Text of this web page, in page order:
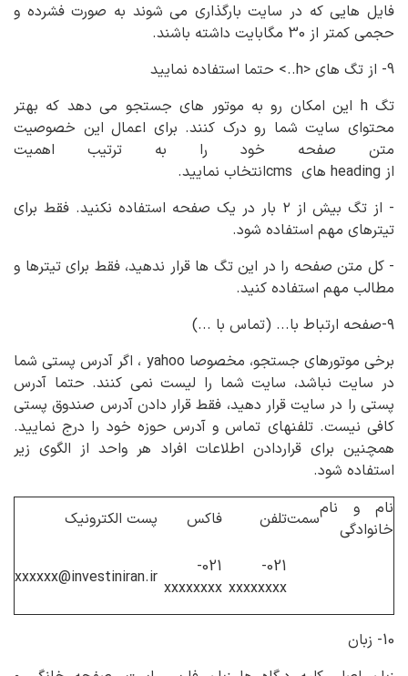
فایل هایی که در سایت بارگذاری می شوند به صورت فشرده و
حجمی کمتر از 30 مگابایت داشته باشند.
9- از تگ های <h..> حتما استفاده نمایید
تگ h این امکان رو به موتور های جستجو می دهد که بهتر
محتوای سایت شما رو درک کنند. برای اعمال این خصوصیت
متن صفحه خود را به ترتیب اهمیت
از heading های cmsانتخاب نمایید.
- از تگ بیش از ۲ بار در یک صفحه استفاده نکنید. فقط برای
تیترهای مهم استفاده شود.
- کل متن صفحه را در این تگ ها قرار ندهید، فقط برای تیترها و
مطالب مهم استفاده کنید.
۹-صفحه ارتباط با... (تماس با ...)
برخی موتورهای جستجو، مخصوصا yahoo ، اگر آدرس پستی شما
در سایت نباشد، سایت شما را لیست نمی کنند. حتما آدرس
پستی را در سایت قرار دهید، فقط قرار دادن آدرس صندوق پستی
کافی نیست. تلفنهای تماس و آدرس حوزه خود را درج نمایید.
همچنین برای قراردادن اطلاعات افراد هر واحد از الگوی زیر
استفاده شود.
نام و نام
خانوادگی
سمتتلفن فاکس پست الکترونیک
021-
xxxxxxxx
021-
xxxxxxxx
xxxxxx@investiniran.ir
10- زبان